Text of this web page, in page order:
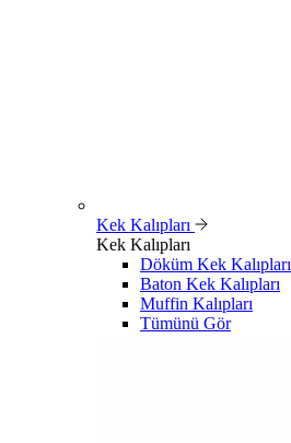
Kek Kalıpları
Kek Kalıpları
Döküm Kek Kalıpları
Baton Kek Kalıpları
Muffin Kalıpları
Tümünü Gör